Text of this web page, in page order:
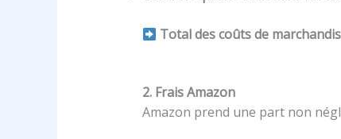
Total des coûts de
2. Frais Amazon
Amazon prend une part non